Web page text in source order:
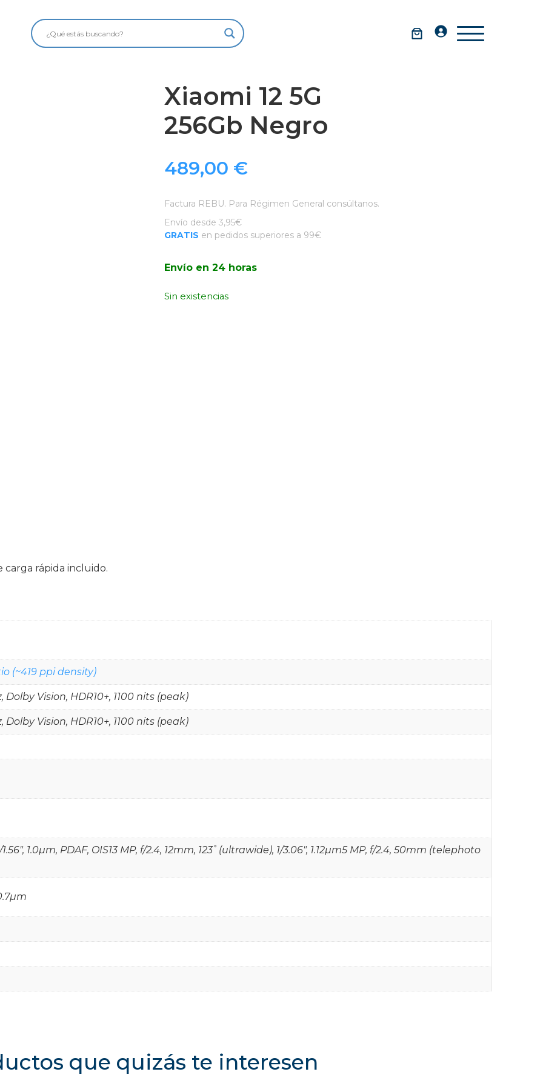
Xiaomi 12 5G
256Gb Negro
489,00 €
Factura REBU. Para Régimen General consúltanos.
Envío desde 3,95€
GRATIS en pedidos superiores a 99€
Envío en 24 horas
Sin existencias
carga rápida incluido.
(~419 ppi density)
Dolby Vision, HDR10+, 1100 nits (peak)
Dolby Vision, HDR10+, 1100 nits (peak)
1.0µm, PDAF, OIS13 MP, f/2.4, 12mm, 123˚ (ultrawide), 1/3.06", 1.12µm5 MP, f/2.4, 50mm (telephoto
que quizás te interesen